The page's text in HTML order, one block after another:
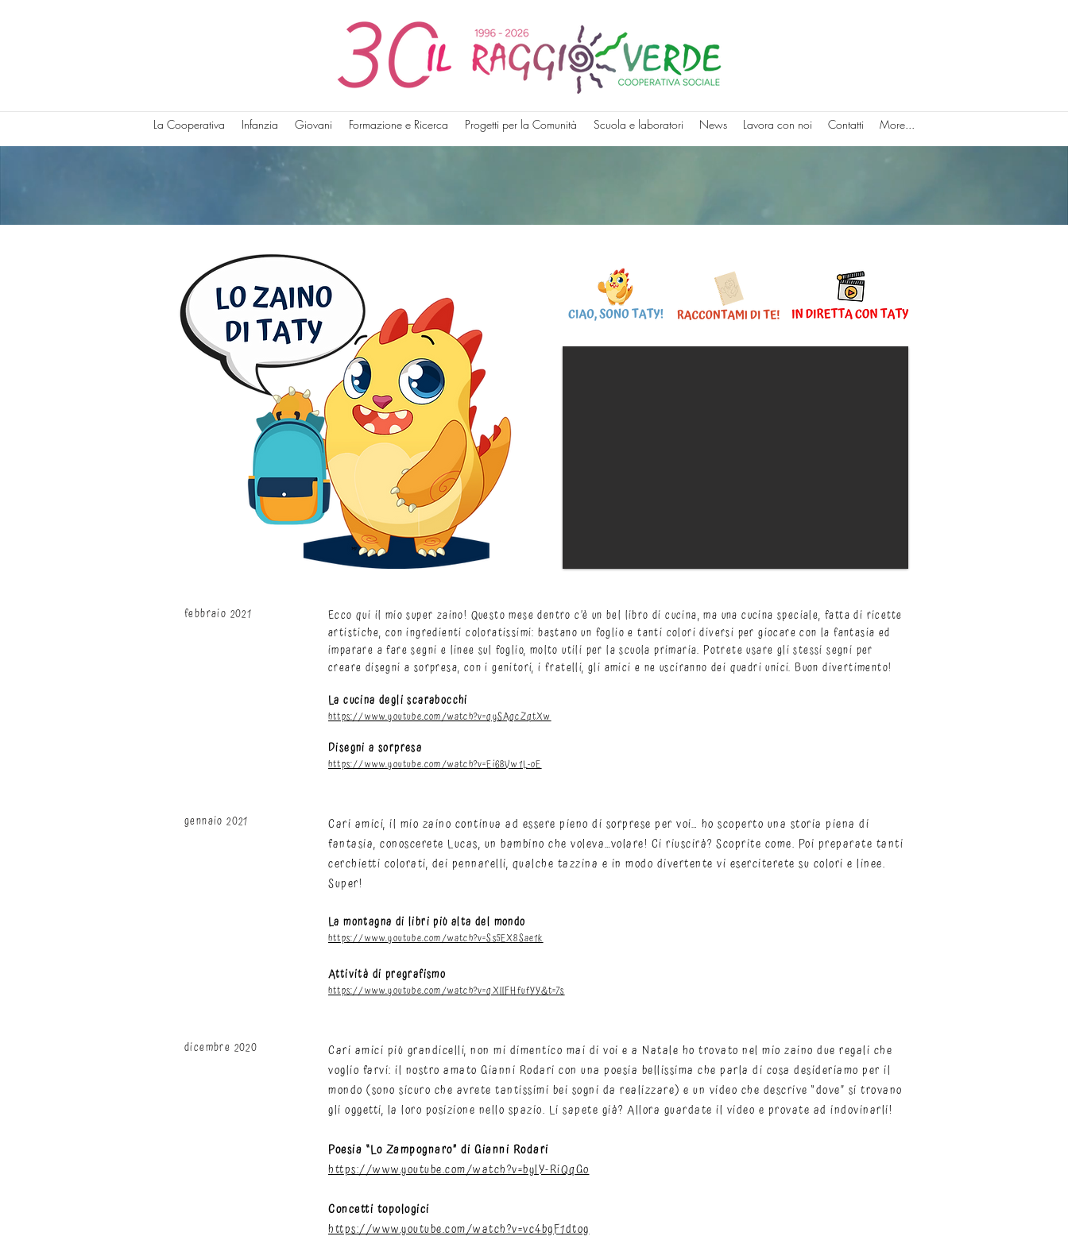
La Cooperativa Infanzia Giovani Formazione e Ricerca Progetti per la Comunità Scuola e laboratori News Lavora con noi Contatti More...
febbraio 2021
Ecco qui il mio super zaino! Questo mese dentro c’è un bel libro di cucina, ma una cucina speciale, fatta di ricette
artistiche, con ingredienti coloratissimi: bastano un foglio e tanti colori diversi per giocare con la fantasia ed
imparare a fare segni e linee sul foglio, molto utili per la scuola primaria. Potrete usare gli stessi segni per
creare disegni a sorpresa, con i genitori, i fratelli, gli amici e ne usciranno dei quadri unici. Buon divertimento!
La cucina degli scarabocchi
https://www.youtube.com/watch?v=qySAqcZqtXw
Disegni a sorpresa
https://www.youtube.com/watch?v=Ei68Vw1L-oE
gennaio 2021
Cari amici, il mio zaino continua ad essere pieno di sorprese per voi… ho scoperto una storia piena di
fantasia, conoscerete Lucas, un bambino che voleva…volare! Ci riuscirà? Scoprite come. Poi preparate tanti
cerchietti colorati, dei pennarelli, qualche tazzina e in modo divertente vi eserciterete su colori e linee.
Super!
La montagna di libri più alta del mondo
https://www.youtube.com/watch?v=Ss5EX8Sae1k
Attività di pregrafismo
https://www.youtube.com/watch?v=qXllFHfufYY&t=7s
dicembre 2020
Cari amici più grandicelli, non mi dimentico mai di voi e a Natale ho trovato nel mio zaino due regali che
voglio farvi: il nostro amato Gianni Rodari con una poesia bellissima che parla di cosa desideriamo per il
mondo (sono sicuro che avrete tantissimi bei sogni da realizzare) e un video che descrive “dove” si trovano
gli oggetti, la loro posizione nello spazio. Li sapete già? Allora guardate il video e provate ad indovinarli!
Poesia “Lo Zampognaro” di Gianni Rodari
https://www.youtube.com/watch?v=bylY-RiQqGo
Concetti topologici
https://www.youtube.com/watch?v=vc4bgF1dtog